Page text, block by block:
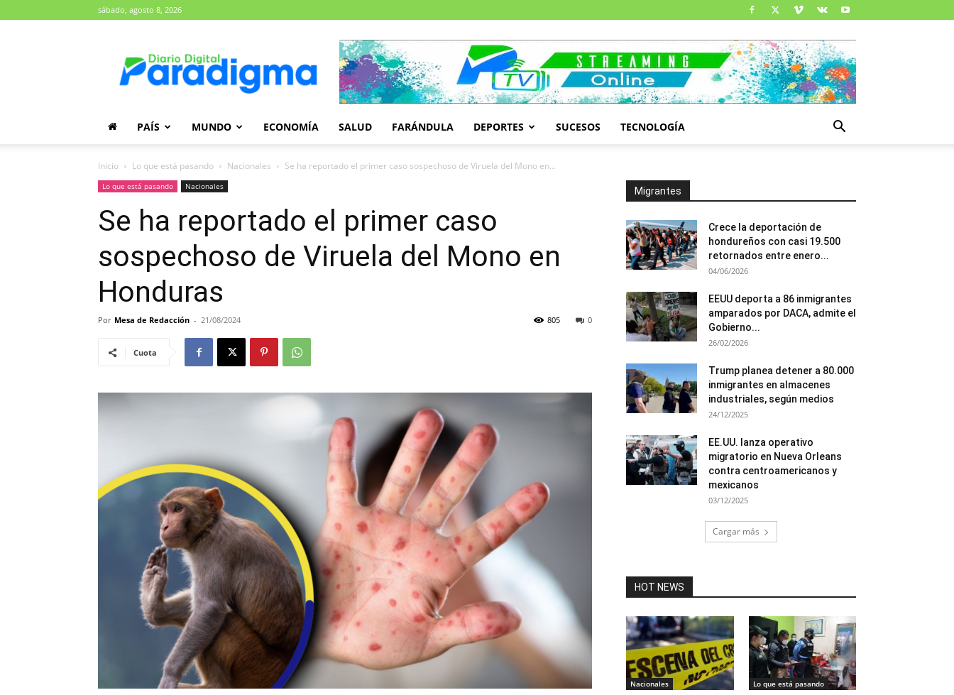
sábado, agosto 8, 2026
Paradigma
PAÍS MUNDO ECONOMÍA SALUD FARÁNDULA DEPORTES SUCESOS TECNOLOGÍA
Inicio Lo que está pasando Nacionales Se ha reportado el primer caso sospechoso de Viruela del Mono en...
Lo que está pasando Nacionales
Se ha reportado el primer caso
sospechoso de Viruela del Mono en
Honduras
Por Mesa de Redacción - 21/08/2024 0
805
Cuota
Migrantes
Crece la deportación de
hondureños con casi 19.500
retornados entre enero...
04/06/2026
EEUU deporta a 86 inmigrantes
amparados por DACA, admite el
Gobierno...
26/02/2026
Trump planea detener a 80.000
inmigrantes en almacenes
industriales, según medios
24/12/2025
EE.UU. lanza operativo
migratorio en Nueva Orleans
contra centroamericanos y
mexicanos
03/12/2025
Cargar más
HOT NEWS
Nacionales Lo que está pasando